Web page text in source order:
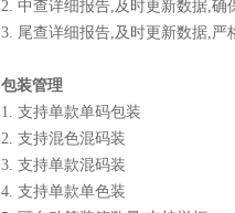
2. 中查详细报告,及时更新数据,确
3. 尾查详细报告,及时更新数据,严
包装管理
1. 支持单款单码包装
2. 支持混色混码装
3. 支持单款混码装
4. 支持单款单色装